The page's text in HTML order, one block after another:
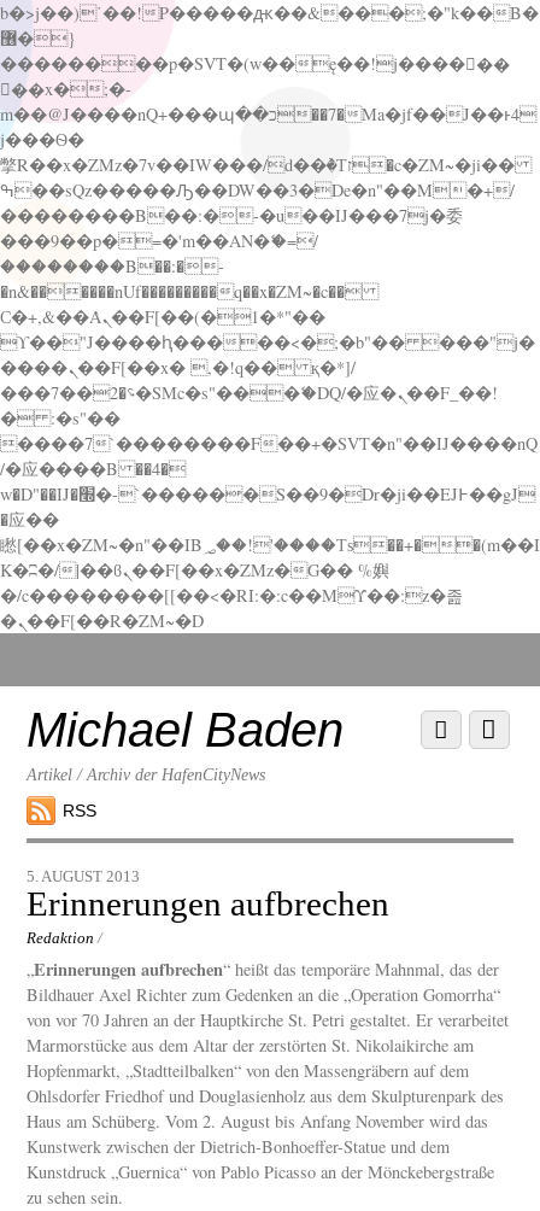
b�>j��)΄��!P�����ԫ��&���;�"k��B�
޶�}
��������p�SVT�(w��ę��!j������
��x�;�-
m��@J����nQ+���պ��כ��7�Ma�jf��J��ͱ4
j���Ѳ�
撆R��x�ZMz�7v��IW���/d��ٞ�Тז�c�ZM~�ji��
ߒ��sQz�����Ԡ��DW��3�De�n"��M�+/
��������B��:�-�u��IJ���7j�委
���9��p�=�'m��AN�ޭ�=/
��������B��:�-
�n&������nUf���������q��x�ZM~�c��
Ϲ�+,&��Ὰܢ��F[��(�1�*"��
ϒ��"J����ԧ�����<�;�b"�� ���"j�
����ܢ��F[��x� ,�!q�� қ�*]/
���؝�2��7�SMc�s"���ޭ�DQ/�应�ܢ��F_��!
� :�s"��
����7`��������F��+�SVT�n"��IJ����nQ
/�应����B ��4�
w�D"��IJ�׭�-`������S��9�Dr�ji��EJ߅��gJ
�应��
矁[��x�ZM~�n"��IB؃��!'����Тѕ��+��(m��I
K�ʭ�/|��ϐܢ��F[��x�ZMz�G�� %嬩
�/c��������[[��<�RI:�:c��MΎ��:z�졾
�ܢ��F[��R�ZM~�D
down
contentMichael Baden
Artikel / Archiv der HafenCityNews
RSS
Menu
Scroll
down
5. AUGUST 2013
Erinnerungen aufbrechen
Redaktion /
„Erinnerungen aufbrechen“ heißt das temporäre Mahnmal, das der
Bildhauer Axel Richter zum Gedenken an die „Operation Gomorrha“
von vor 70 Jahren an der Hauptkirche St. Petri gestaltet. Er verarbeitet
Marmorstücke aus dem Altar der zerstörten St. Nikolaikirche am
Hopfenmarkt, „Stadtteilbalken“ von den Massengräbern auf dem
Ohlsdorfer Friedhof und Douglasienholz aus dem Skulpturenpark des
Haus am Schüberg. Vom 2. August bis Anfang November wird das
Kunstwerk zwischen der Dietrich-Bonhoeffer-Statue und dem
Kunstdruck „Guernica“ von Pablo Picasso an der Mönckebergstraße
zu sehen sein.